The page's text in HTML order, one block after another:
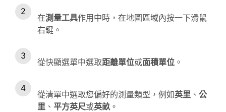
在測量工具作用中時，在地圖區域內按一下滑鼠
右鍵。
從快顯選單中選取距離單位或面積單位 。
從清單中選取您偏好的測量類型，例如英里 、 公
里 、 平方英尺或英畝 。